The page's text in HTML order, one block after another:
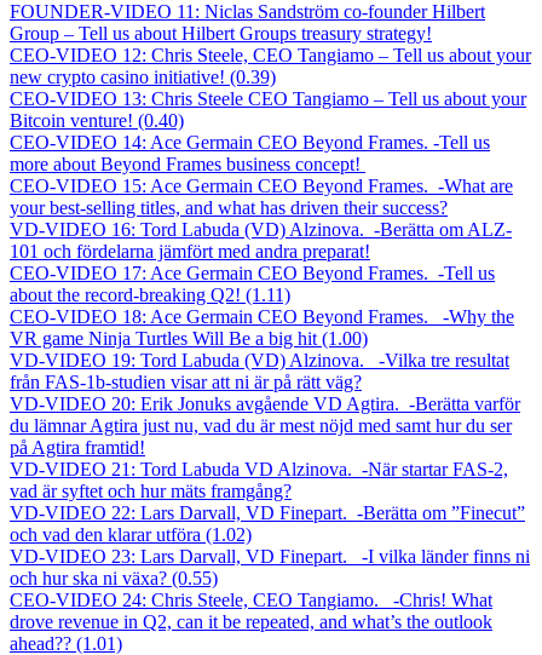
FOUNDER-VIDEO 11: Niclas Sandström co-founder Hilbert
Group – Tell us about Hilbert Groups treasury strategy!
CEO-VIDEO 12: Chris Steele, CEO Tangiamo – Tell us about your
new crypto casino initiative! (0.39)
CEO-VIDEO 13: Chris Steele CEO Tangiamo – Tell us about your
Bitcoin venture! (0.40)
CEO-VIDEO 14: Ace Germain CEO Beyond Frames. -Tell us
more about Beyond Frames business concept!
CEO-VIDEO 15: Ace Germain CEO Beyond Frames. -What are
your best-selling titles, and what has driven their success?
VD-VIDEO 16: Tord Labuda (VD) Alzinova. -Berätta om ALZ-
101 och fördelarna jämfört med andra preparat!
CEO-VIDEO 17: Ace Germain CEO Beyond Frames. -Tell us
about the record-breaking Q2! (1.11)
CEO-VIDEO 18: Ace Germain CEO Beyond Frames.
-Why the
VR game Ninja Turtles Will Be a big hit (1.00)
VD-VIDEO 19: Tord Labuda (VD) Alzinova. -Vilka tre resultat
från FAS-1b-studien visar att ni är på rätt väg?
VD-VIDEO 20: Erik Jonuks avgående VD Agtira. -Berätta varför
du lämnar Agtira just nu, vad du är mest nöjd med samt hur du ser
på Agtira framtid!
VD-VIDEO 21: Tord Labuda VD Alzinova. -När startar FAS-2,
vad är syftet och hur mäts framgång?
VD-VIDEO 22: Lars Darvall, VD Finepart. -Berätta om ”Finecut”
och vad den klarar utföra (1.02)
VD-VIDEO 23: Lars Darvall, VD Finepart. -I vilka länder finns ni
och hur ska ni växa? (0.55)
CEO-VIDEO 24: Chris Steele, CEO Tangiamo. -Chris! What
drove revenue in Q2, can it be repeated, and what’s the outlook
ahead?? (1.01)